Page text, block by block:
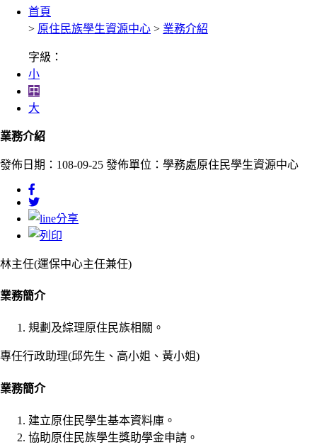
首頁
> 原住民族學生資源中心 > 業務介紹
字級：
小
中
大
業務介紹
發佈日期：108-09-25 發佈單位：學務處原住民學生資源中心
林主任(運保中心主任兼任)
業務簡介
規劃及綜理原住民族相關。
專任行政助理(邱先生、高小姐、黃小姐)
業務簡介
建立原住民學生基本資料庫。
協助原住民族學生獎助學金申請。